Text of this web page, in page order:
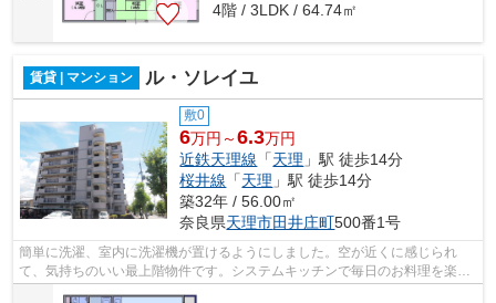
4階 / 3LDK / 64.74㎡
賃貸 | マンション ル・ソレイユ
敷0
6万円～6.3万円
近鉄天理線 「天理 」駅 徒歩14分
桜井線 「天理 」駅 徒歩14分
築32年 / 56.00㎡
奈良県天理市田井庄町500番1号
簡単に洗濯、室内に洗濯機が置けるようにしました。空が近くに感じられ
て、気持ちのいい最上階物件です。システムキッチンで毎日のお料理を楽し